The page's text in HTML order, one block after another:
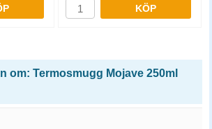
KÖP
om: Termosmugg Mojave 250ml